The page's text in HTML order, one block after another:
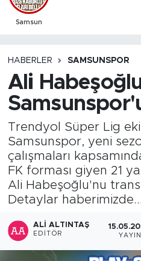
Samsun
HABERLER SAMSUNSPOR
Ali
Trendyol Süper Lig
Samsunspor, yeni
çalışmaları
FK forması giyen 21
Ali Habeşoğlu'nu
Detaylar haberimizde...
ALI ALTINTAŞ
EDITÖR
Süper Lig Puan
Son Dakika Haberleri
Haber Arşivi